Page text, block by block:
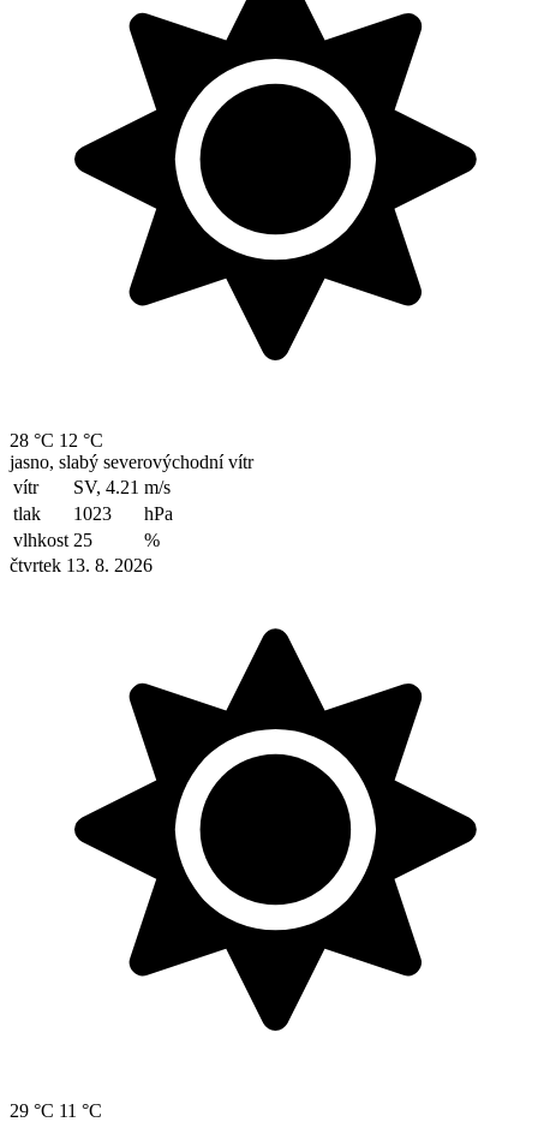
28 °C 12 °C
jasno, slabý severovýchodní vítr
vítr
SV, 4.21 m/s
tlak
1023
hPa
vlhkost 25
%
čtvrtek 13. 8. 2026
29 °C 11 °C